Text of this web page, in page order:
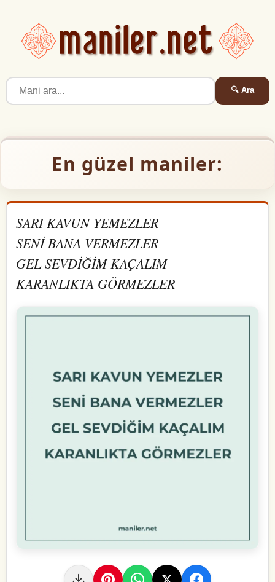
🔍 Ara
En güzel maniler:
SARI KAVUN YEMEZLER
SENİ BANA VERMEZLER
GEL SEVDİĞİM KAÇALIM
KARANLIKTA GÖRMEZLER